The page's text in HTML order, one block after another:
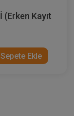
(Erken Kayıt
Sepete Ekle